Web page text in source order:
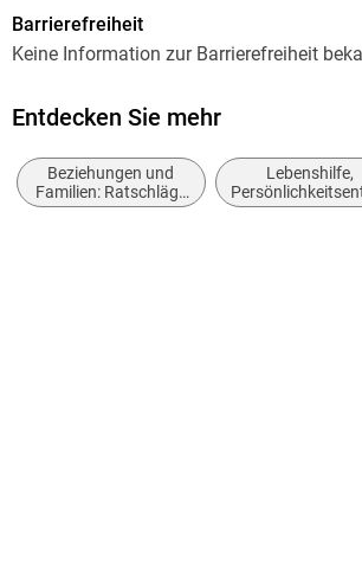
512
Autor/Autorin
BoD - Books on Demand
Produktart
Barrierefreiheit
Keine Information zur Barrierefreiheit
Entdecken Sie mehr
Beziehungen und
Familien: Ratschläge
und Fragen
Lebenshilfe,
und praktische